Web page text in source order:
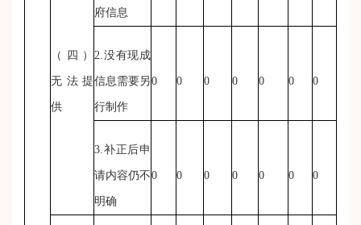
（四）
无法提
供
府信息
2.没有现成
信息需要另
行制作
0 0 0 0 0 0 0
3.补正后申
请内容仍不
明确
0 0 0 0 0 0 0